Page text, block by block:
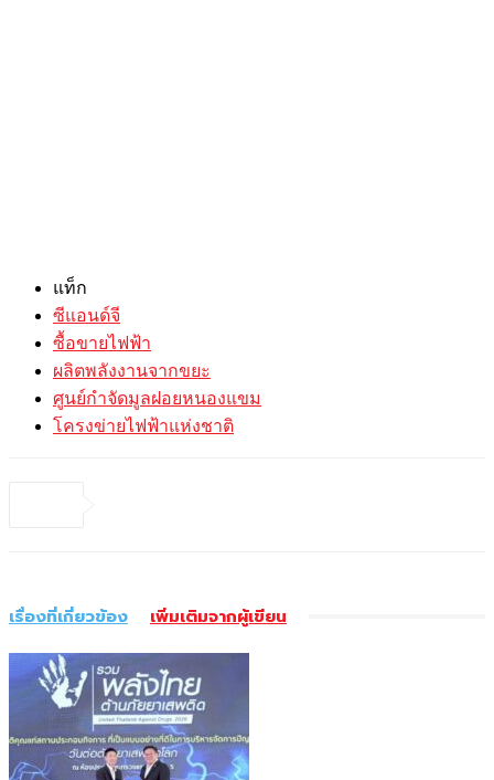
แท็ก
ซีแอนด์จี
ซื้อขายไฟฟ้า
ผลิตพลังงานจากขยะ
ศูนย์กำจัดมูลฝอยหนองแขม
โครงข่ายไฟฟ้าแห่งชาติ
เรื่องที่เกี่ยวข้อง เพิ่มเติมจากผู้เขียน